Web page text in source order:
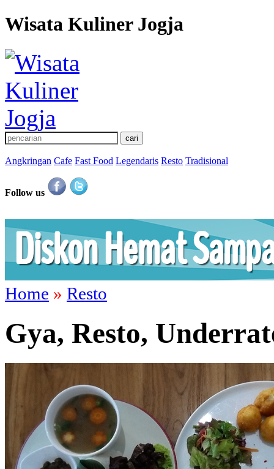
Wisata Kuliner Jogja
Angkringan Cafe Fast Food Legendaris Resto Tradisional
Follow us
Home » Resto
Gya, Resto,